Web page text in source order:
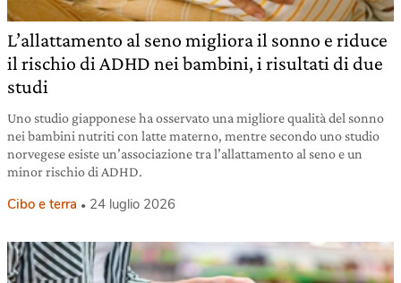
L’allattamento al seno migliora il sonno e riduce
il rischio di ADHD nei bambini, i risultati di due
studi
Uno studio giapponese ha osservato una migliore qualità del sonno
nei bambini nutriti con latte materno, mentre secondo uno studio
norvegese esiste un’associazione tra l’allattamento al seno e un
minor rischio di ADHD.
Cibo e terra 24 luglio 2026